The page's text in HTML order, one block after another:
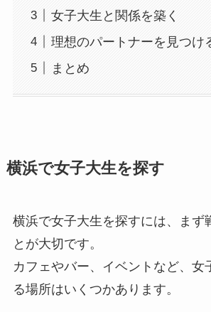
女子大生と関係を築く
理想のパートナーを見つけ
まとめ
横浜で女子大生を探す
横浜で女子大生を探すには、まず
とが大切です。
カフェやバー、イベントなど、女
る場所はいくつかあります。